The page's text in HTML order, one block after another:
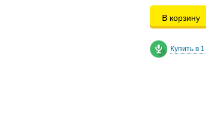
В корзину
Купить в 1